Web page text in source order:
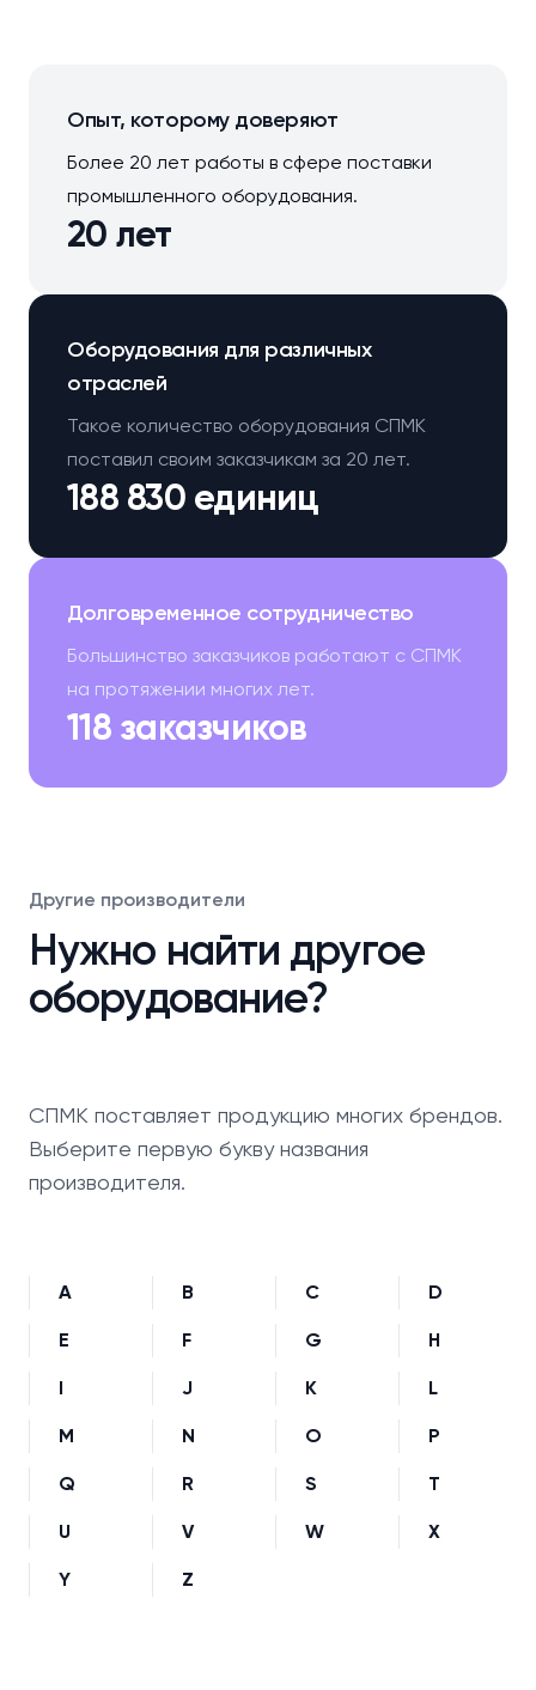
20 лет
Опыт, которому доверяют
Более 20 лет работы в сфере поставки
промышленного оборудования.
188 830 единиц
Оборудования для различных
отраслей
Такое количество оборудования СПМК
поставил своим заказчикам за 20 лет.
118 заказчиков
Долговременное сотрудничество
Большинство заказчиков работают с СПМК
на протяжении многих лет.
Другие производители
Нужно найти другое
оборудование?
СПМК поставляет продукцию многих брендов.
Выберите первую букву названия
производителя.
A B C D
E F G H
I J K L
M N O P
Q R S T
U V W X
Y Z